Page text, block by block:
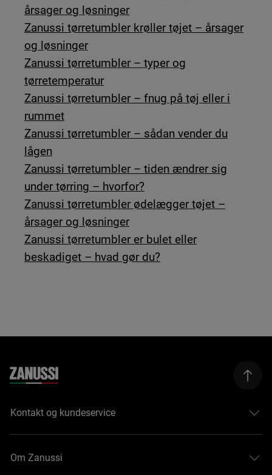
årsager og løsninger
Zanussi tørretumbler krøller tøjet – årsager
og løsninger
Zanussi tørretumbler – typer og
tørretemperatur
Zanussi tørretumbler – fnug på tøj eller i
rummet
Zanussi tørretumbler – sådan vender du
lågen
Zanussi tørretumbler – tiden ændrer sig
under tørring – hvorfor?
Zanussi tørretumbler ødelægger tøjet –
årsager og løsninger
Zanussi tørretumbler er bulet eller
beskadiget – hvad gør du?
Kontakt og kundeservice
Om Zanussi